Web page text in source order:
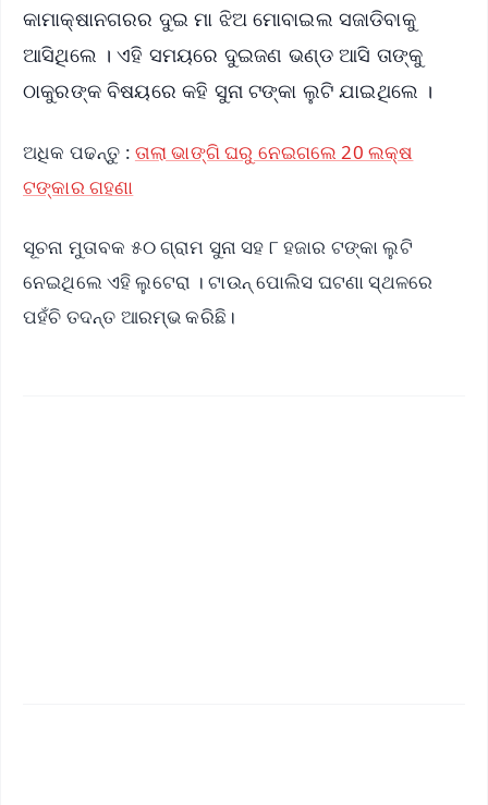
କାମାକ୍ଷାନଗରର ଦୁଇ ମା ଝିଅ ମୋବାଇଲ ସଜାଡିବାକୁ
ଆସିଥିଲେ । ଏହି ସମୟରେ ଦୁଇଜଣ ଭଣ୍ଡ ଆସି ତାଙ୍କୁ
ଠାକୁରଙ୍କ ବିଷୟରେ କହି ସୁନା ଟଙ୍କା ଲୁଟି ଯାଇଥିଲେ ।
ଅଧିକ ପଢନ୍ତୁ : ତାଲା ଭାଙ୍ଗି ଘରୁ ନେଇଗଲେ 20 ଲକ୍ଷ
ଟଙ୍କାର ଗହଣା
ସୂଚନା ମୁତାବକ ୫୦ ଗ୍ରାମ ସୁନା ସହ ୮ ହଜାର ଟଙ୍କା ଲୁଟି
ନେଇଥିଲେ ଏହି ଲୁଟେରା । ଟାଉନ୍ ପୋଲିସ ଘଟଣା ସ୍ଥଳରେ
ପହଁଚି ତଦନ୍ତ ଆରମ୍ଭ କରିଛି।